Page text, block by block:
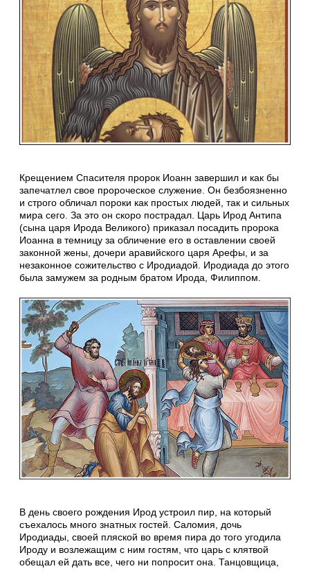
Крещением Спасителя пророк Иоанн завершил и как бы
запечатлел свое пророческое служение. Он безбоязненно
и строго обличал пороки как простых людей, так и сильных
мира сего. За это он скоро пострадал. Царь Ирод Антипа
(сына царя Ирода Великого) приказал посадить пророка
Иоанна в темницу за обличение его в оставлении своей
законной жены, дочери аравийского царя Арефы, и за
незаконное сожительство с Иродиадой. Иродиада до этого
была замужем за родным братом Ирода, Филиппом.
В день своего рождения Ирод устроил пир, на который
съехалось много знатных гостей. Саломия, дочь
Иродиады, своей пляской во время пира до того угодила
Ироду и возлежащим с ним гостям, что царь с клятвой
обещал ей дать все, чего ни попросит она. Танцовщица,